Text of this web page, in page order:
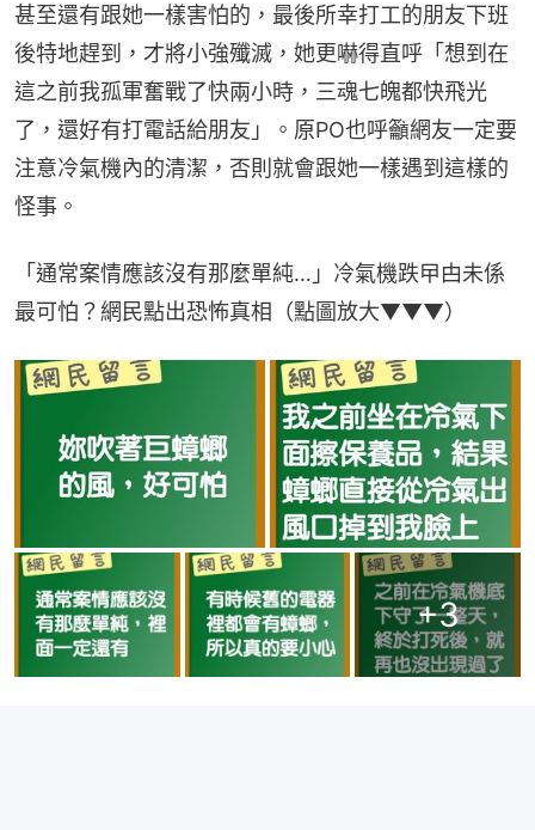
甚至還有跟她一樣害怕的，最後所幸打工的朋友下班
後特地趕到，才將小強殲滅，她更嚇得直呼「想到在
這之前我孤軍奮戰了快兩小時，三魂七魄都快飛光
了，還好有打電話給朋友」。原PO也呼籲網友一定要
注意冷氣機內的清潔，否則就會跟她一樣遇到這樣的
怪事。
「通常案情應該沒有那麼單純…」冷氣機跌曱甴未係
最可怕？網民點出恐怖真相（點圖放大▼▼▼）
+3